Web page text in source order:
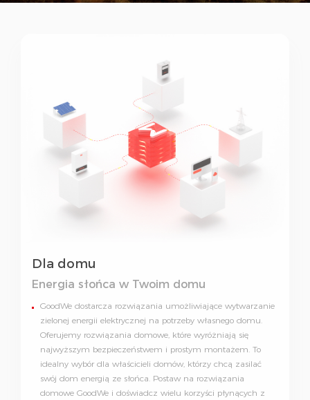
Dla domu
Energia słońca w Twoim domu
GoodWe dostarcza rozwiązania umożliwiające wytwarzanie
zielonej energii elektrycznej na potrzeby własnego domu.
Oferujemy rozwiązania domowe, które wyróżniają się
najwyższym bezpieczeństwem i prostym montażem. To
idealny wybór dla właścicieli domów, którzy chcą zasilać
swój dom energią ze słońca. Postaw na rozwiązania
domowe GoodWe i doświadcz wielu korzyści płynących z